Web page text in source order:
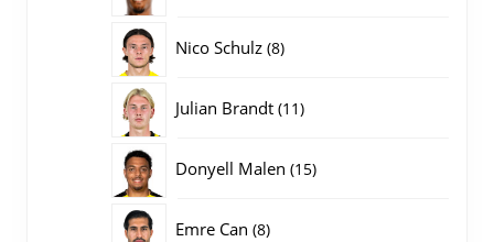
Nico Schulz 88
Julian Brandt 1111
Donyell Malen 1515
Emre Can 88